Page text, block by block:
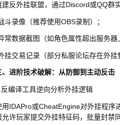
建反外挂联盟，通过Discord或QQ群
斗录像（推荐使用OBS录制）；
常数据截图（如角色属性超出服务器
挂交易记录（部分私服论坛存在外挂
、进阶技术破解：从防御到主动反击
反编译工具逆向分析外挂逻辑
用IDAPro或CheatEngine对外挂程序
允许玩家提交外挂特征码，批量封禁